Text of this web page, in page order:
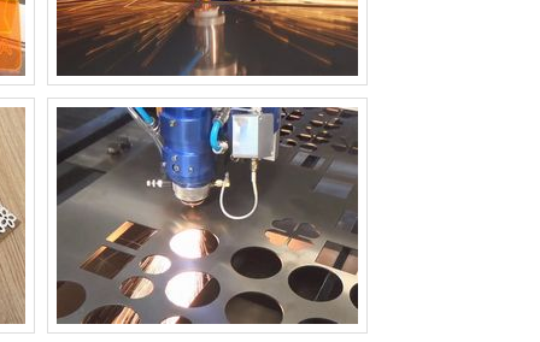
MÁQUINA DE CORTE A LASER SP
MÁQUINA DE CORTE A LASER TECIDO
PREÇO
MÁQUINA DE CORTE A LASER VIDRO
MÁQUINA DE CORTE A LASER WS 10080
80W
MÁQUINA DE CORTE DE TECIDO A LASER
PREÇO
MÁQUINA DE CORTE DE TECIDO
INDUSTRIAL A LASER
MÁQUINA DE CORTE LASER
MÁQUINA DE CORTE LASER INDUSTRIAL